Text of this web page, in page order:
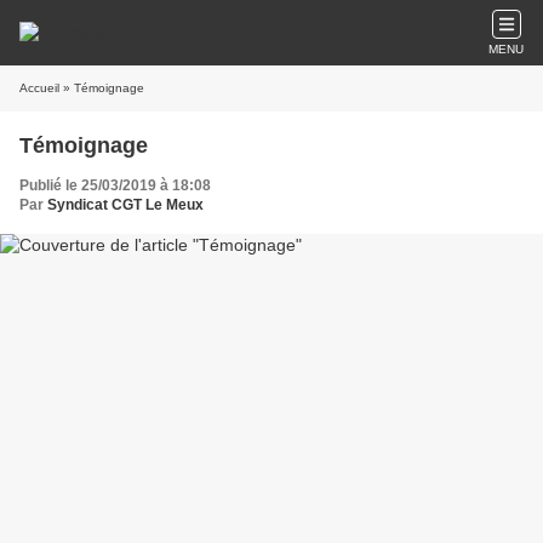
MENU
Accueil » Témoignage
Témoignage
Publié le 25/03/2019 à 18:08
Par Syndicat CGT Le Meux